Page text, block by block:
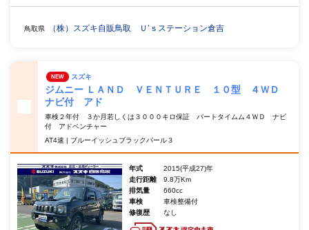
鳥取県 （株）スズキ自販鳥取 Ｕ’ｓステーション倉吉
NEW スズキ
ジムニー ＬＡＮＤ ＶＥＮＴＵＲＥ １０型 ４ＷＤ
ナビ付 アド
車検２年付 ３か月若しくは３０００キロ保証 パートタイムム４ＷＤ ナビ
付 アドベンチャー
AT4速 | ブルーイッシュブラックパール３
年式
2015(平成27)年
走行距離
9.8万Km
排気量
660cc
車検
車検整備付
修復歴
なし